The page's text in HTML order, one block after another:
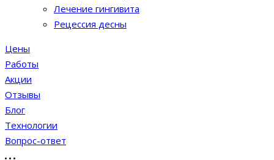
Лечение гингивита
Рецессия десны
Цены
Работы
Акции
Отзывы
Блог
Технологии
Вопрос-ответ